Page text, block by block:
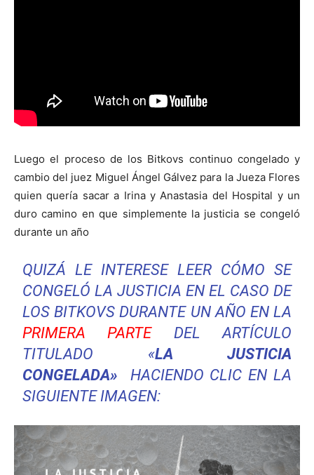
Luego el proceso de los Bitkovs continuo congelado y
cambio del juez Miguel Ángel Gálvez para la Jueza Flores
quien quería sacar a Irina y Anastasia del Hospital y un
duro camino en que simplemente la justicia se congeló
durante un año
QUIZÁ LE INTERESE LEER CÓMO SE
CONGELÓ LA JUSTICIA EN EL CASO DE
LOS BITKOVS DURANTE UN AÑO EN LA
PRIMERA PARTEDEL ARTÍCULO
TITULADO «LA JUSTICIA
CONGELADA» HACIENDO CLIC EN LA
SIGUIENTE IMAGEN: